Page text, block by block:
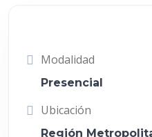
Modalidad
Presencial
Ubicación
Región